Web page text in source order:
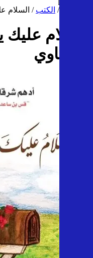
/ الكتب / السلام
السلام
شرقاوي